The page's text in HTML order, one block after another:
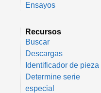
Ensayos
Recursos
Buscar
Descargas
Identificador de pieza
Determine serie
especial